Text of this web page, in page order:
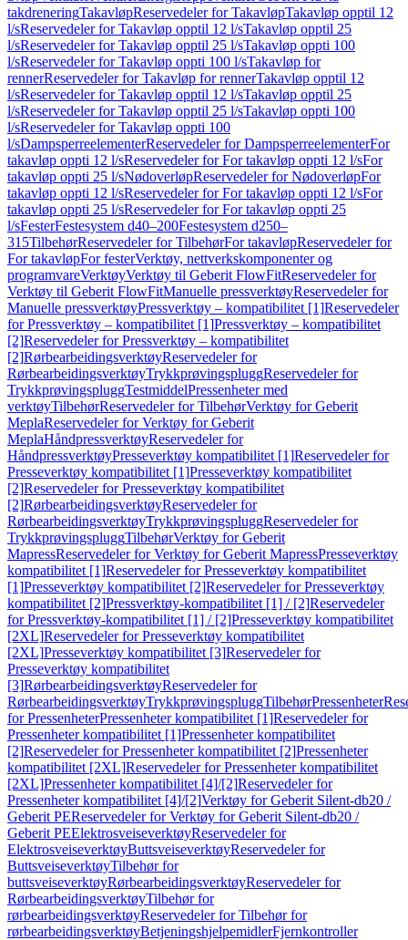
takdreneringTakavløpReservedeler for TakavløpTakavløp opptil 12
l/sReservedeler for Takavløp opptil 12 l/sTakavløp opptil 25
l/sReservedeler for Takavløp opptil 25 l/sTakavløp oppti 100
l/sReservedeler for Takavløp oppti 100 l/sTakavløp for
rennerReservedeler for Takavløp for rennerTakavløp opptil 12
l/sReservedeler for Takavløp opptil 12 l/sTakavløp opptil 25
l/sReservedeler for Takavløp opptil 25 l/sTakavløp oppti 100
l/sReservedeler for Takavløp oppti 100
l/sDampsperreelementerReservedeler for DampsperreelementerFor
takavløp oppti 12 l/sReservedeler for For takavløp oppti 12 l/sFor
takavløp oppti 25 l/sNødoverløpReservedeler for NødoverløpFor
takavløp oppti 12 l/sReservedeler for For takavløp oppti 12 l/sFor
takavløp oppti 25 l/sReservedeler for For takavløp oppti 25
l/sFesterFestesystem d40–200Festesystem d250–
315TilbehørReservedeler for TilbehørFor takavløpReservedeler for
For takavløpFor festerVerktøy, nettverkskomponenter og
programvareVerktøyVerktøy til Geberit FlowFitReservedeler for
Verktøy til Geberit FlowFitManuelle pressverktøyReservedeler for
Manuelle pressverktøyPressverktøy – kompatibilitet [1]Reservedeler
for Pressverktøy – kompatibilitet [1]Pressverktøy – kompatibilitet
[2]Reservedeler for Pressverktøy – kompatibilitet
[2]RørbearbeidingsverktøyReservedeler for
RørbearbeidingsverktøyTrykkprøvingspluggReservedeler for
TrykkprøvingspluggTestmiddelPressenheter med
verktøyTilbehørReservedeler for TilbehørVerktøy for Geberit
MeplaReservedeler for Verktøy for Geberit
MeplaHåndpressverktøyReservedeler for
HåndpressverktøyPresseverktøy kompatibilitet [1]Reservedeler for
Presseverktøy kompatibilitet [1]Presseverktøy kompatibilitet
[2]Reservedeler for Presseverktøy kompatibilitet
[2]RørbearbeidingsverktøyReservedeler for
RørbearbeidingsverktøyTrykkprøvingspluggReservedeler for
TrykkprøvingspluggTilbehørVerktøy for Geberit
MapressReservedeler for Verktøy for Geberit MapressPresseverktøy
kompatibilitet [1]Reservedeler for Presseverktøy kompatibilitet
[1]Presseverktøy kompatibilitet [2]Reservedeler for Presseverktøy
kompatibilitet [2]Pressverktøy-kompatibilitet [1] / [2]Reservedeler
for Pressverktøy-kompatibilitet [1] / [2]Presseverktøy kompatibilitet
[2XL]Reservedeler for Presseverktøy kompatibilitet
[2XL]Presseverktøy kompatibilitet [3]Reservedeler for
Presseverktøy kompatibilitet
[3]RørbearbeidingsverktøyReservedeler for
RørbearbeidingsverktøyTrykkprøvingspluggTilbehørPressenheter
for PressenheterPressenheter kompatibilitet [1]Reservedeler for
Pressenheter kompatibilitet [1]Pressenheter kompatibilitet
[2]Reservedeler for Pressenheter kompatibilitet [2]Pressenheter
kompatibilitet [2XL]Reservedeler for Pressenheter kompatibilitet
[2XL]Pressenheter kompatibilitet [4]/[2]Reservedeler for
Pressenheter kompatibilitet [4]/[2]Verktøy for Geberit Silent-db20 /
Geberit PEReservedeler for Verktøy for Geberit Silent-db20 /
Geberit PEElektrosveiseverktøyReservedeler for
ElektrosveiseverktøyButtsveiseverktøyReservedeler for
ButtsveiseverktøyTilbehør for
buttsveiseverktøyRørbearbeidingsverktøyReservedeler for
RørbearbeidingsverktøyTilbehør for
rørbearbeidingsverktøyReservedeler for Tilbehør for
rørbearbeidingsverktøyBetjeningshjelpemidlerFjernkontroller